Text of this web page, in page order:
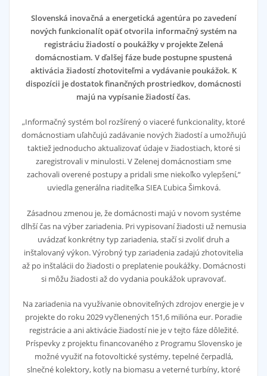
Slovenská inovačná a energetická agentúra po zavedení
nových funkcionalít opäť otvorila informačný systém na
registráciu žiadostí o poukážky v projekte Zelená
domácnostiam. V ďalšej fáze bude postupne spustená
aktivácia žiadostí zhotoviteľmi a vydávanie poukážok. K
dispozícii je dostatok finančných prostriedkov, domácnosti
majú na vypísanie žiadostí čas.
„Informačný systém bol rozšírený o viaceré funkcionality, ktoré
domácnostiam uľahčujú zadávanie nových žiadostí a umožňujú
taktiež jednoducho aktualizovať údaje v žiadostiach, ktoré si
zaregistrovali v minulosti. V Zelenej domácnostiam sme
zachovali overené postupy a pridali sme niekoľko vylepšení,“
uviedla generálna riaditeľka SIEA Ľubica Šimková.
Zásadnou zmenou je, že domácnosti majú v novom systéme
dlhší čas na výber zariadenia. Pri vypisovaní žiadosti už nemusia
uvádzať konkrétny typ zariadenia, stačí si zvoliť druh a
inštalovaný výkon. Výrobný typ zariadenia zadajú zhotovitelia
až po inštalácii do žiadosti o preplatenie poukážky. Domácnosti
si môžu žiadosti až do vydania poukážok upravovať.
Na zariadenia na využívanie obnoviteľných zdrojov energie je v
projekte do roku 2029 vyčlenených 151,6 milióna eur. Poradie
registrácie a ani aktivácie žiadostí nie je v tejto fáze dôležité.
Príspevky z projektu financovaného z Programu Slovensko je
možné využiť na fotovoltické systémy, tepelné čerpadlá,
slnečné kolektory, kotly na biomasu a veterné turbíny, ktoré